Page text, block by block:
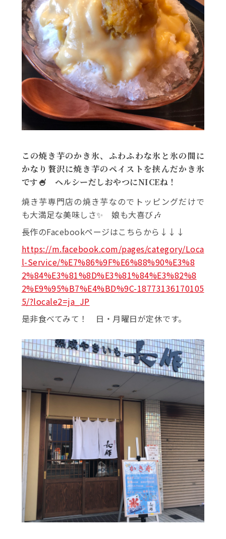
この焼き芋のかき氷、ふわふわな氷と氷の間に
かなり贅沢に焼き芋のペイストを挟んだかき氷
です🍧 ヘルシーだしおやつにNICEね！
焼き芋専門店の焼き芋なのでトッピングだけで
も大満足な美味しさ✨ 娘も大喜び🎶
長作のFacebookページはこちらから↓↓↓
https://m.facebook.com/pages/category/Loca
l-Service/%E7%86%9F%E6%88%90%E3%8
2%84%E3%81%8D%E3%81%84%E3%82%8
2%E9%95%B7%E4%BD%9C-18773136170105
5/?locale2=ja_JP
是非食べてみて！ 日・月曜日が定休です。